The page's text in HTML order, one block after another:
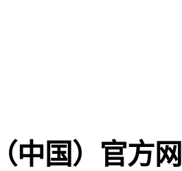
中国）官方